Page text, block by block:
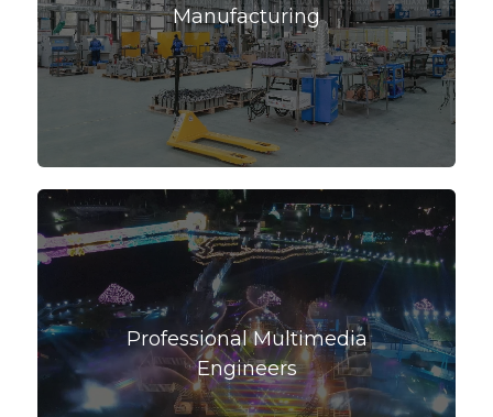
Manufacturing
Professional Multimedia
Engineers